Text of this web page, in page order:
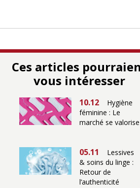
Ces articles
vous intéresser
10.12
Hygiène
féminine : Le
marché se valorise
05.11
Lessives
& soins du linge :
Retour de
l’authenticité